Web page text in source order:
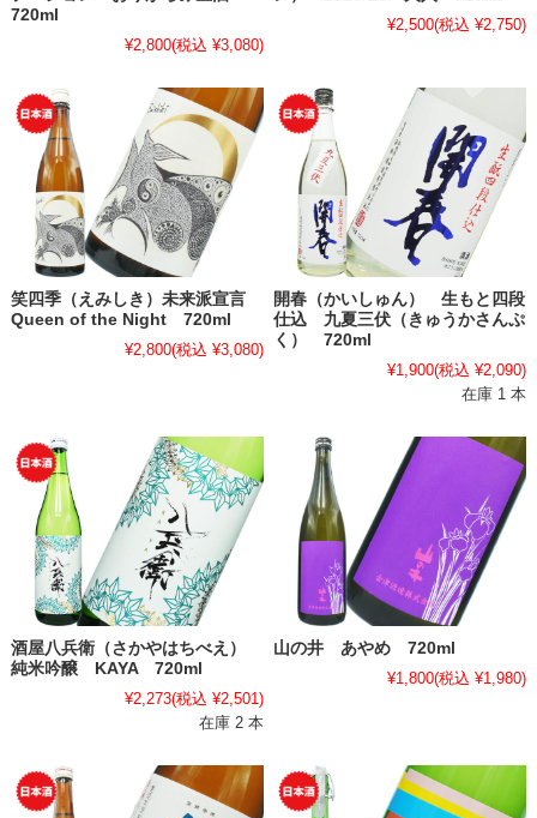
720ml
¥2,800(税込 ¥3,080)
¥2,500(税込 ¥2,750)
笑四季（えみしき）未来派宣言
Queen of the Night 720ml
¥2,800(税込 ¥3,080)
開春（かいしゅん） 生もと四段
仕込 九夏三伏（きゅうかさんぷ
く） 720ml
¥1,900(税込 ¥2,090)
在庫 1 本
酒屋八兵衛（さかやはちべえ）
純米吟醸 KAYA 720ml
¥2,273(税込 ¥2,501)
在庫 2 本
山の井 あやめ 720ml
¥1,800(税込 ¥1,980)